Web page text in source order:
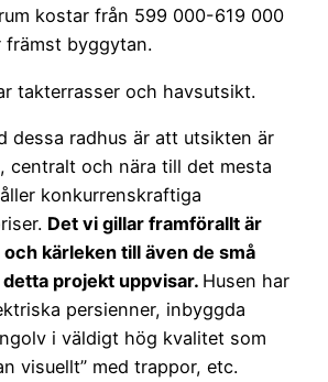
kostar från 599 000-619 000
främst byggytan.
takterrasser och havsutsikt.
dessa radhus är att utsikten är
centralt och nära till det mesta
konkurrenskraftiga
Det vi gillar framförallt är
kärleken till även de små
projekt uppvisar. Husen har
persienner, inbyggda
i väldigt hög kvalitet som
visuellt” med trappor, etc.